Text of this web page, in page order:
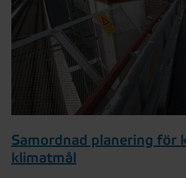
Samordnad planering för
klimatmål